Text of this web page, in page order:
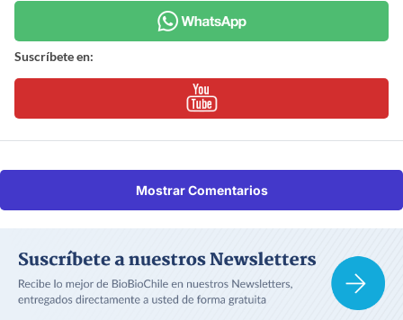
Suscríbete en:
Mostrar Comentarios